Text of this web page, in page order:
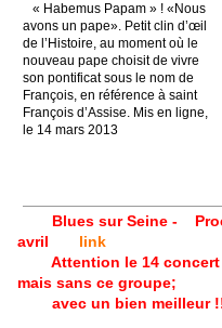
« Habemus Papam » ! «Nous
avons un pape». Petit clin d’œil
de l’Histoire, au moment où le
nouveau pape choisit de vivre
son pontificat sous le nom de
François, en référence à saint
François d’Assise. Mis en ligne,
le 14 mars 2013
Blues sur Seine -
avril link
Attention le 14 concert
mais sans ce groupe;
avec un bien meilleur